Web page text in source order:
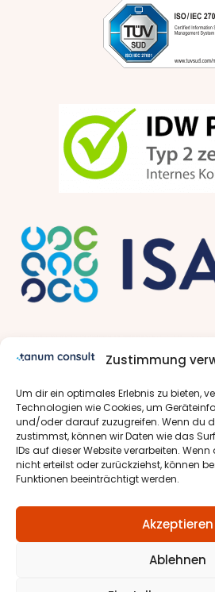
Zustimmung
Um dir ein optimales Erlebnis zu bieten,
Technologien wie Cookies, um
und/oder darauf zuzugreifen. Wenn du
zustimmst, können wir Daten wie das
IDs auf dieser Website verarbeiten.
nicht erteilst oder zurückziehst, können
Funktionen beeinträchtigt werden.
Akzeptieren
Ablehnen